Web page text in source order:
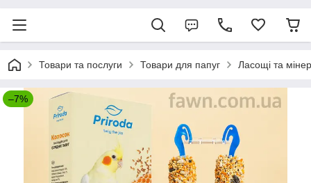
Товари та послуги Товари для папуг Ласощі та
–7%